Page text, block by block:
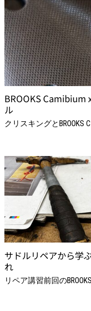
BROOKS Camibium
ル
クリスキングとBROOKS C
サドルリペアから学
れ
リペア講習前回の